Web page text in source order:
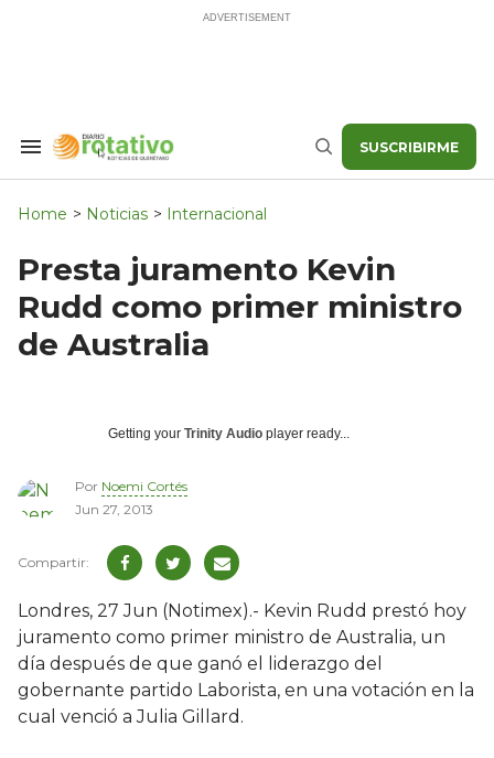
Search
Navigation
Buscar SUSCRIBIRME
Home > Noticias > Internacional
Presta juramento Kevin
Rudd como primer ministro
de Australia
Getting your Trinity Audio player ready...
Por Noemi Cortés
Jun 27, 2013
Londres, 27 Jun (Notimex).- Kevin Rudd prestó hoy
juramento como primer ministro de Australia, un
día después de que ganó el liderazgo del
gobernante partido Laborista, en una votación en la
cual venció a Julia Gillard.